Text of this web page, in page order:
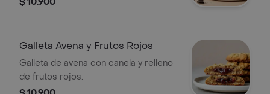
Galleta Avena y Frutos Rojos
Galleta de avena con canela y relleno
de frutos rojos.